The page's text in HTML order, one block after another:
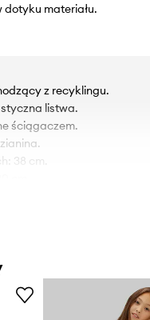
dotyku materiału.
z recyklingu.
listwa.
ściągaczem.
38 cm.
125/135 cm.